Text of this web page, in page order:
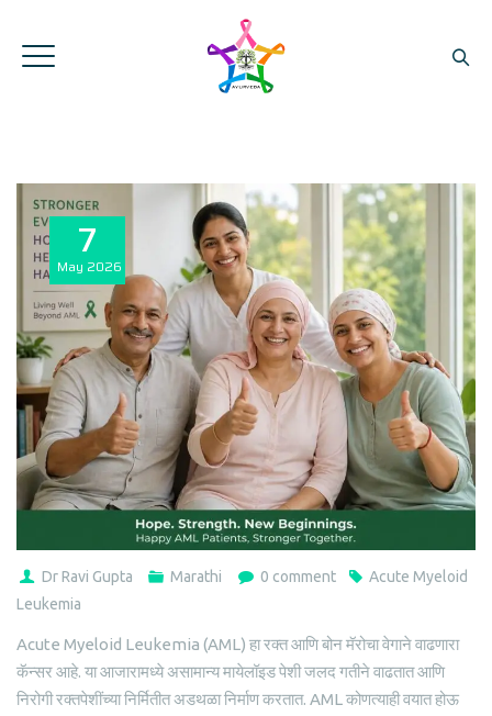
7
May 2026
Dr Ravi Gupta Marathi 0 comment
Acute Myeloid
Leukemia
Acute Myeloid Leukemia (AML) हा रक्त आणि बोन मॅरोचा वेगाने वाढणारा
कॅन्सर आहे. या आजारामध्ये असामान्य मायेलॉइड पेशी जलद गतीने वाढतात आणि
निरोगी रक्तपेशींच्या निर्मितीत अडथळा निर्माण करतात. AML कोणत्याही वयात होऊ